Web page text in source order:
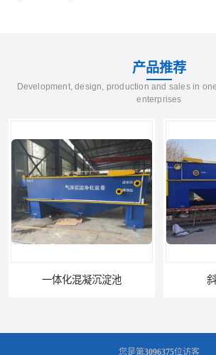
产品推荐
Development, design, production and sales in
enterprises
一体化混凝沉淀池
您是第3096375位访客